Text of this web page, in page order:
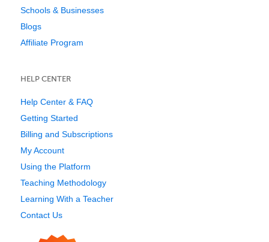
Schools & Businesses
Blogs
Affiliate Program
HELP CENTER
Help Center & FAQ
Getting Started
Billing and Subscriptions
My Account
Using the Platform
Teaching Methodology
Learning With a Teacher
Contact Us